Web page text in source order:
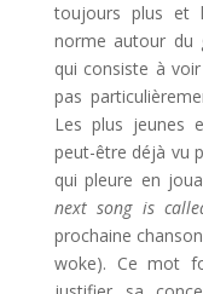
toujours plus et
norme autour du
qui consiste à
pas
Les plus jeunes
peut-être déjà vu
qui pleure en
next song is
prochaine
woke). Ce mot